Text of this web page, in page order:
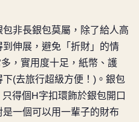
非長銀包莫屬，除了給人高
伸展，避免「折財」的情
，實用度十足，紙幣、護
(去旅行超級方便！)。銀包
得個H字扣環飾於銀包開口
一個可以用一輩子的財布